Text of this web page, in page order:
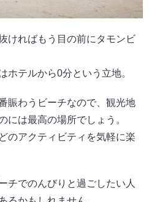
ければもう目の前にタモンビ
ホテルから0分という立地。
賑わうビーチなので、観光地
には最高の場所でしょう。
のアクティビティを気軽に楽
チでのんびりと過ごしたい人